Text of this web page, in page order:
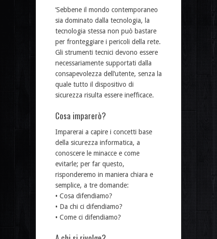
‘Sebbene il mondo contemporaneo
sia dominato dalla tecnologia, la
tecnologia stessa non può bastare
per fronteggiare i pericoli della rete.
Gli strumenti tecnici devono essere
necessariamente supportati dalla
consapevolezza dell’utente, senza la
quale tutto il dispositivo di
sicurezza risulta essere inefficace.
Cosa imparerò?
Imparerai a capire i concetti base
della sicurezza informatica, a
conoscere le minacce e come
evitarle; per far questo,
risponderemo in maniera chiara e
semplice, a tre domande:
• Cosa difendiamo?
• Da chi ci difendiamo?
• Come ci difendiamo?